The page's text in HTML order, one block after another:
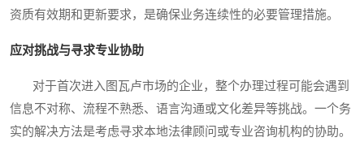
资质有效期和更新要求，是确保业务连续性的必要管理措施。
应对挑战与寻求专业协助
对于首次进入图瓦卢市场的企业，整个办理过程可能会遇到
信息不对称、流程不熟悉、语言沟通或文化差异等挑战。一个务
实的解决方法是考虑寻求本地法律顾问或专业咨询机构的协助。